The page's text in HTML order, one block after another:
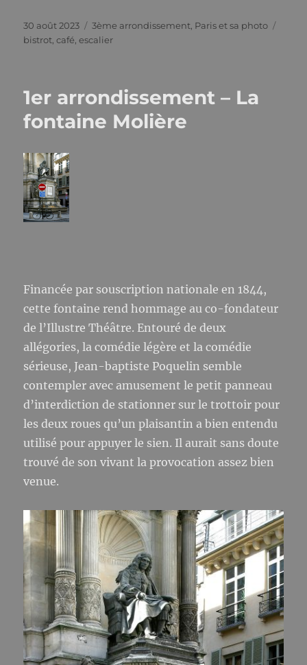
Publié
le
30 août 2023 Catégories
3ème arrondissement, Paris et sa photo
bistrot,café,escalier
1er arrondissement – La
fontaine Molière
Financée par souscription nationale en 1844,
cette fontaine rend hommage au co-fondateur
de l’Illustre Théâtre. Entouré de deux
allégories, la comédie légère et la comédie
sérieuse, Jean-baptiste Poquelin semble
contempler avec amusement le petit panneau
d’interdiction de stationner sur le trottoir pour
les deux roues qu’un plaisantin a bien entendu
utilisé pour appuyer le sien. Il aurait sans doute
trouvé de son vivant la provocation assez bien
venue.